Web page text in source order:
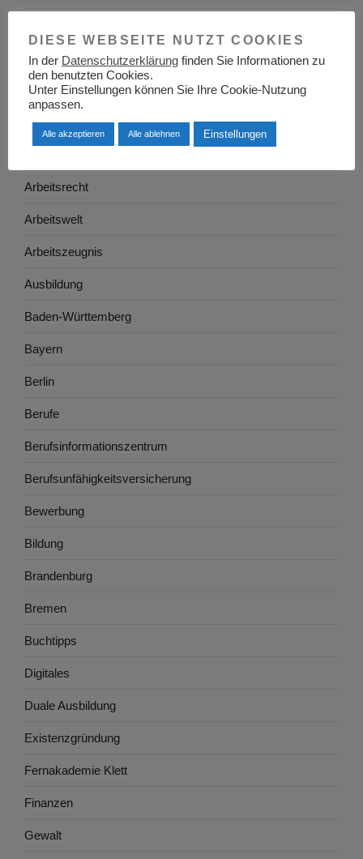
Aktuelles
Allgemein
Arbeitgeber
Arbeitsrecht
Arbeitswelt
Arbeitszeugnis
Ausbildung
Baden-Württemberg
Bayern
Berlin
Berufe
Berufsinformationszentrum
Berufsunfähigkeitsversicherung
Bewerbung
Bildung
Brandenburg
Bremen
Buchtipps
Digitales
Duale Ausbildung
Existenzgründung
Fernakademie Klett
Finanzen
Gewalt
DIESE WEBSEITE NUTZT COOKIES
In der Datenschutzerklärung finden Sie Informationen zu
den benutzten Cookies.
Unter Einstellungen können Sie Ihre Cookie-Nutzung
anpassen.
Alle akzeptieren Alle ablehnen Einstellungen